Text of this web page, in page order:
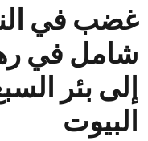
غضب في
شامل في
إلى بئر
البيوت